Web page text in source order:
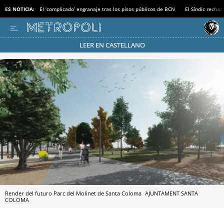
ES NOTICIA: El ‘complicado’ engranaje tras los pisos públicos de BCN El Síndic
LEER EN CASTELLANO
Pásate al MODO AHORRO
Render del futuro Parc del Molinet de Santa Coloma AJUNTAMENT SANTA
COLOMA